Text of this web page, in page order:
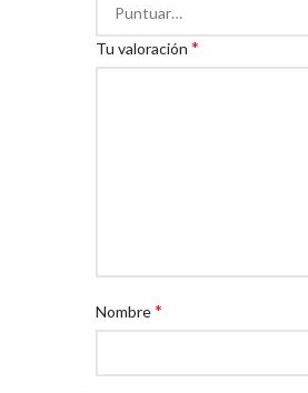
Tu valoración *
Nombre*